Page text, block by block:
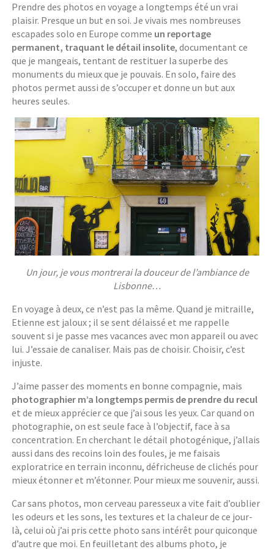
Prendre des photos en voyage a longtemps été un vrai
plaisir. Presque un but en soi. Je vivais mes nombreuses
escapades solo en Europe comme un reportage
permanent, traquant le détail insolite, documentant ce
que je mangeais, tentant de restituer la superbe des
monuments du mieux que je pouvais. En solo, faire des
photos permet aussi de s’occuper et donne un but aux
heures seules.
Un jour, je vous montrerai la douceur de l’ambiance de
Lisbonne…
En voyage à deux, ce n’est pas la même. Quand je mitraille,
Etienne est jaloux ; il se sent délaissé et me rappelle
souvent si je passe mes vacances avec mon appareil ou avec
lui. J’essaie de canaliser. Mais pas de choisir. Choisir, c’est
injuste.
J’aime passer des moments en bonne compagnie, mais
photographier m’a longtemps permis de prendre du recul
et de mieux apprécier ce que j’ai sous les yeux. Car quand on
photographie, on est seule face à l’objectif, face à sa
concentration. En cherchant le détail photogénique, j’allais
aussi dans des recoins loin des foules, je me faisais
exploratrice en terrain inconnu, défricheuse de clichés pour
mieux étonner et m’étonner. Pour mieux me souvenir, aussi.
Car sans photos, mon cerveau paresseux a vite fait d’oublier
les odeurs et les sons, les textures et la chaleur de ce jour-
là, celui où j’ai pris cette photo sans intérêt pour quiconque
d’autre que moi. En feuilletant des albums photo, je